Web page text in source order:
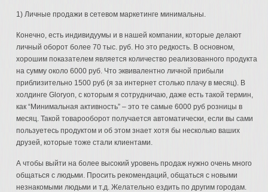
1) Личные продажи в сетевом маркетинге минимальны.
Конечно, есть индивидуумы и в нашей компании, которые делают
личный оборот более 70 тыс. руб. Но это редкость. В основном,
хорошим показателем является количество реализованного продукта
на сумму около 6000 руб. Что эквивалентно личной прибыли
приблизительно 1500 руб (я за интернет столько плачу в месяц). В
холдинге Gloryon, с которым я сотрудничаю, даже есть такой термин,
как “Минимальная активность” – это те самые 6000 руб розницы в
месяц. Такой товарооборот получается автоматически, если вы сами
пользуетесь продуктом и об этом знает хотя бы несколько ваших
друзей, которые тоже стали клиентами.
А чтобы выйти на более высокий уровень продаж нужно очень много
общаться с людьми. Просить рекомендаций, общаться с новыми
незнакомыми людьми и т.д. Желательно ездить по другим городам.